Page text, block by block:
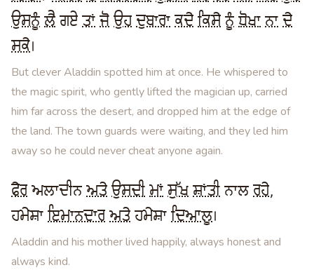
ਉਸਨੂੰ ਲੈ ਗਏ ਤਾਂ ਜੋ ਉਹ ਦੁਬਾਰਾ ਕਦੇ ਕਿਸੇ ਨੂੰ ਧੋਖਾ ਨਾ ਦੇ
ਸਕੇ।
But clever Aladdin spotted him at once. He whispered to
the magic spirit, who gently lifted the magician up, carried
him far across the desert, and dropped him at the edge of
the land. The town guards were waiting, and they led him
away so he could never cheat anyone again.
ਫੇਰ ਅਲਾਦੀਨ ਅਤੇ ਉਸਦੀ ਮਾਂ ਸੁੱਖ ਸ਼ਾਂਤੀ ਨਾਲ ਰਹੇ,
ਹਮੇਸ਼ਾ ਇਮਾਨਦਾਰ ਅਤੇ ਹਮੇਸ਼ਾ ਦਿਆਲੂ।
Aladdin and his mother lived happily, always honest and
always kind.